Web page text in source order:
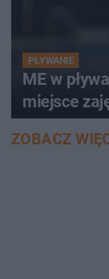
PŁYWANIE
ME w
miejsce
ZOBACZ